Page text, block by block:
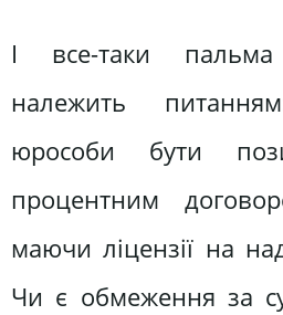
І все-таки
належить
юрособи бути
процентним
маючи ліцензії на
Чи є обмеження за